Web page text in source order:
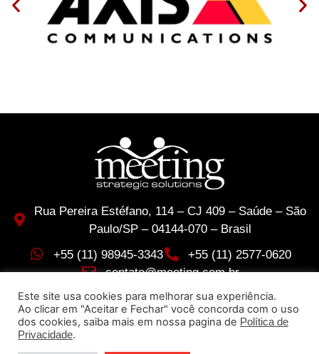
Rua Pereira Estéfano, 114 – CJ 409 – Saúde – São
Paulo/SP – 04144-070 – Brasil
+55 (11) 98945-3343
+55 (11) 2577-0620
contato@meeting.com.br
© 2026 Meeting – Todos os direitos reservados. by
RTW Brasil
Este site usa cookies para melhorar sua experiência.
Ao clicar em "Aceitar e Fechar" você concorda com o uso
dos cookies, saiba mais em nossa pagina de Política de
Privacidade.